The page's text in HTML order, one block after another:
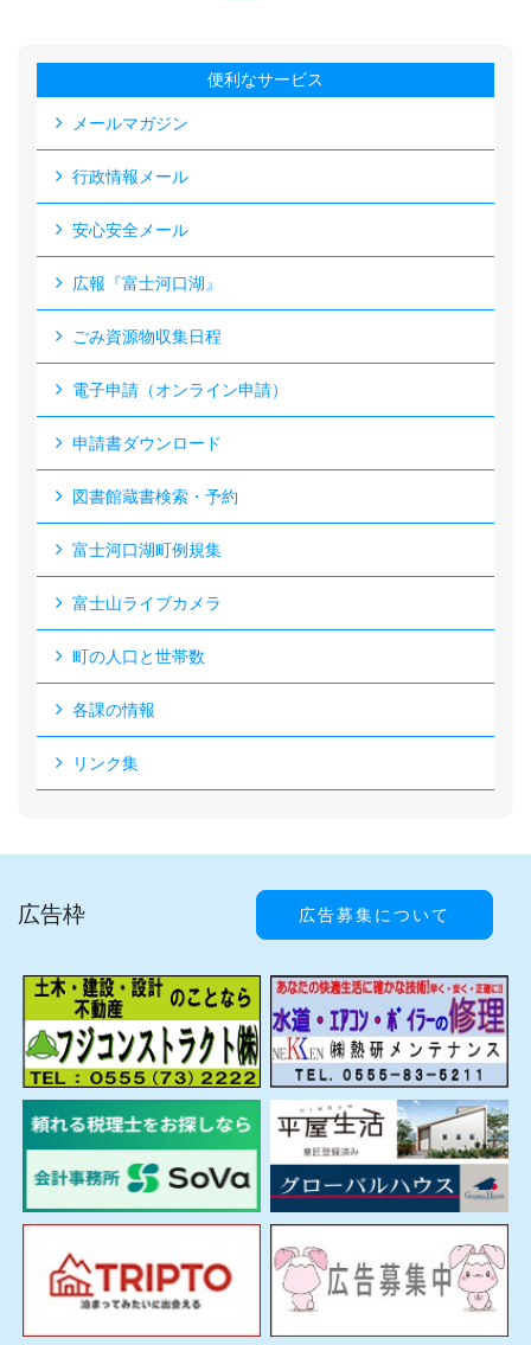
便利なサービス
メールマガジン
行政情報メール
安心安全メール
広報『富士河口湖』
ごみ資源物収集日程
電子申請（オンライン申請）
申請書ダウンロード
図書館蔵書検索・予約
富士河口湖町例規集
富士山ライブカメラ
町の人口と世帯数
各課の情報
リンク集
広告枠 広告募集について